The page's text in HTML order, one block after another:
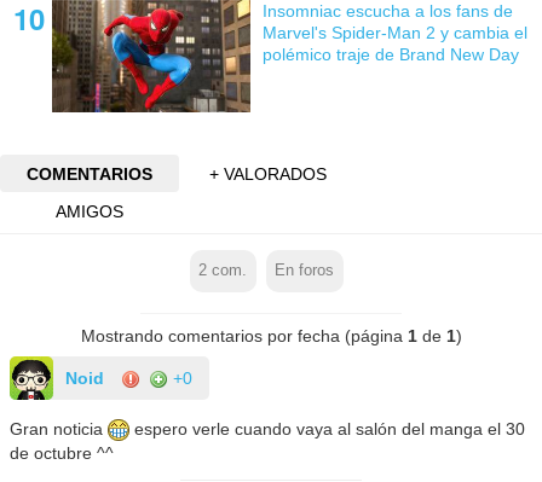
Insomniac escucha a los fans de
Marvel's Spider-Man 2 y cambia el
polémico traje de Brand New Day
COMENTARIOS
+ VALORADOS
AMIGOS
2 com. En foros
Mostrando comentarios por fecha (página 1de 1)
Noid +0
Gran noticia
espero verle cuando vaya al salón del manga el 30
de octubre ^^